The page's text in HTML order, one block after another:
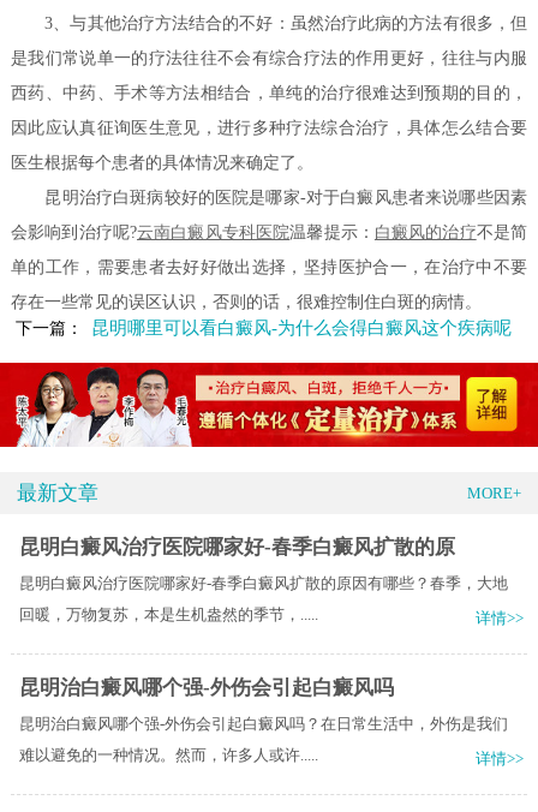
3、与其他治疗方法结合的不好：虽然治疗此病的方法有很多，但
是我们常说单一的疗法往往不会有综合疗法的作用更好，往往与内服
西药、中药、手术等方法相结合，单纯的治疗很难达到预期的目的，
因此应认真征询医生意见，进行多种疗法综合治疗，具体怎么结合要
医生根据每个患者的具体情况来确定了。
昆明治疗白斑病较好的医院是哪家-对于白癜风患者来说哪些因素
会影响到治疗呢?云南白癜风专科医院温馨提示： 白癜风的治疗不是简
单的工作，需要患者去好好做出选择，坚持医护合一，在治疗中不要
存在一些常见的误区认识，否则的话，很难控制住白斑的病情。
下一篇：
昆明哪里可以看白癜风-为什么会得白癜风这个疾病呢
最新文章 MORE+
昆明白癜风治疗医院哪家好-春季白癜风扩散的原
昆明白癜风治疗医院哪家好-春季白癜风扩散的原因有哪些？春季，大地
回暖，万物复苏，本是生机盎然的季节，.....
详情>>
昆明治白癜风哪个强-外伤会引起白癜风吗
昆明治白癜风哪个强-外伤会引起白癜风吗？在日常生活中，外伤是我们
难以避免的一种情况。然而，许多人或许.....
详情>>